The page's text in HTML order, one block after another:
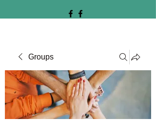
Groups